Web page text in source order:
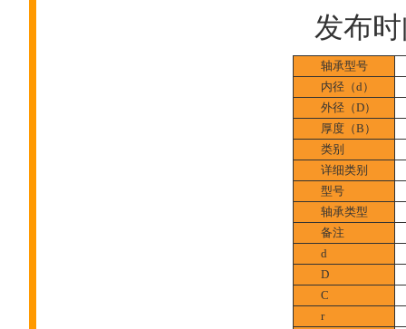
发布时
轴承型号
内径（d）
外径（D）
厚度（B）
类别
详细类别
型号
轴承类型
备注
d
D
C
r